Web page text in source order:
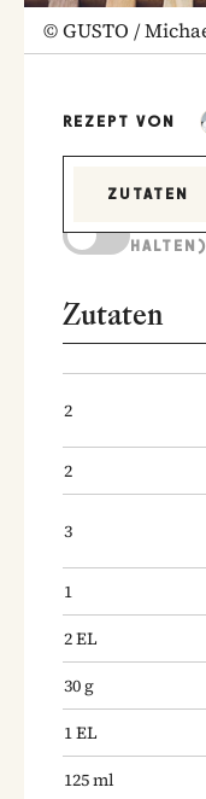
©GUSTO /
REZEPT VON
ZUTATEN
HALTEN)
Zutaten
2
2
3
1
2EL
30g
1EL
125ml